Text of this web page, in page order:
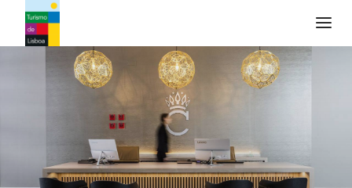
Logo de Turismo de Lisboa